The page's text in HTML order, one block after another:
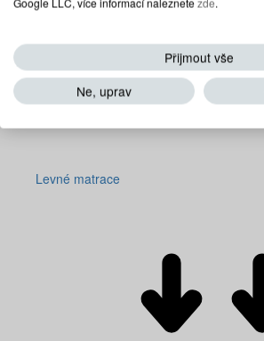
Levné matrace
Přijmout vše
Ne, uprav